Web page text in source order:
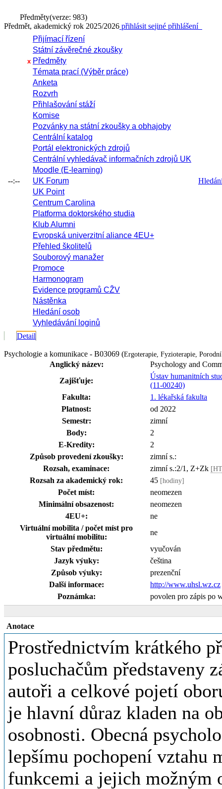
Předměty(verze: 983)
Předmět, akademický rok 2025/2026 přihlásit sejiné přihlášení
--:--
Přijímací řízení
Státní závěrečné zkoušky
x Předměty
Témata prací (Výběr práce)
Anketa
Rozvrh
Přihlašování stáží
Komise
Pozvánky na státní zkoušky a obhajoby
Centrální katalog
Portál elektronických zdrojů
Centrální vyhledávač informačních zdrojů UK
Moodle (E-learning)
UK Forum
UK Point
Centrum Carolina
Platforma doktorského studia
Klub Alumni
Evropská univerzitní aliance 4EU+
Přehled školitelů
Souborový manažer
Promoce
Harmonogram
Evidence programů CŽV
Nástěnka
Hledání osob
Vyhledávání loginů
Detail
Psychologie a komunikace - B03069 (Ergoterapie, Fyzioterapie,
Anglický název:
Psychology and
Zajišťuje:
Ústav humanitních
(11-00240)
Fakulta:
1. lékařská fakulta
Platnost:
od 2022
Semestr:
zimní
Body:
2
E-Kredity:
2
Způsob provedení zkoušky:
zimní s.:
Rozsah, examinace:
zimní s.:2/1, Z+Zk
Rozsah za akademický rok: 45 [hodiny]
Počet míst:
neomezen
Minimální obsazenost:
neomezen
4EU+:
ne
Virtuální mobilita / počet míst pro
virtuální mobilitu:
ne
Stav předmětu:
vyučován
Jazyk výuky:
čeština
Způsob výuky:
prezenční
Další informace:
http://www.uhsl.wz.cz
Poznámka:
povolen pro zápis po
Anotace
Prostřednictvím krátkého
posluchačům představeny
autoři a celkové pojetí
je hlavní důraz kladen na
osobnosti. Obecná
lepšímu pochopení
funkcemi a jejich